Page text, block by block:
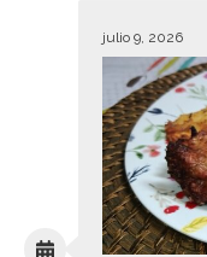
julio 9, 2026